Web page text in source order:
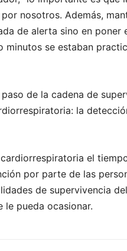
nosotros. Además,
de alerta sino en poner
minutos se estaban
de la cadena de
la
el
por parte de las
de supervivencia
le pueda ocasionar.